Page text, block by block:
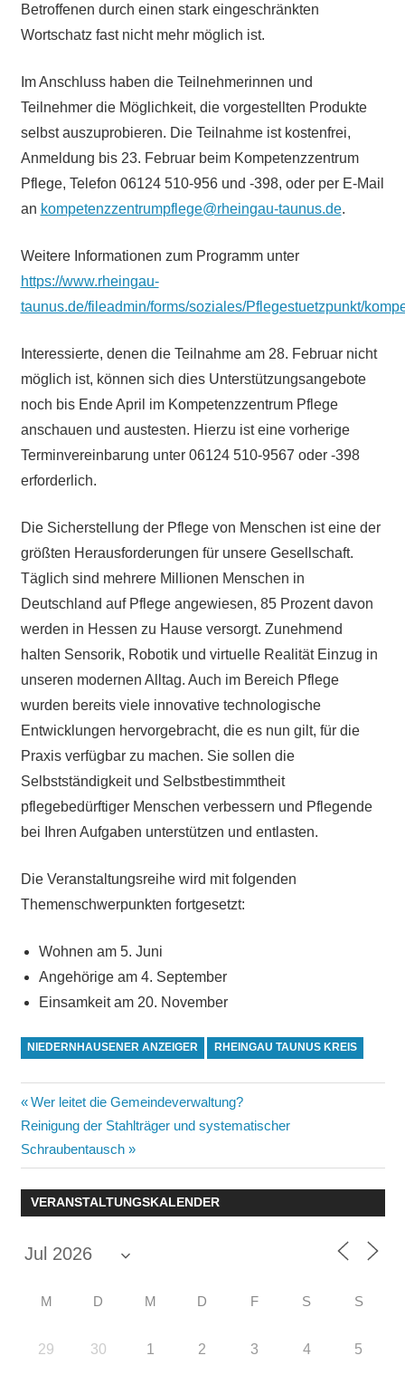
Betroffenen durch einen stark eingeschränkten
Wortschatz fast nicht mehr möglich ist.
Im Anschluss haben die Teilnehmerinnen und
Teilnehmer die Möglichkeit, die vorgestellten Produkte
selbst auszuprobieren. Die Teilnahme ist kostenfrei,
Anmeldung bis 23. Februar beim Kompetenzzentrum
Pflege, Telefon 06124 510-956 und -398, oder per E-Mail
an kompetenzzentrumpflege@rheingau-taunus.de.
Weitere Informationen zum Programm unter
https://www.rheingau-
taunus.de/fileadmin/forms/soziales/Pflegestuetzpunkt/
Interessierte, denen die Teilnahme am 28. Februar nicht
möglich ist, können sich dies Unterstützungsangebote
noch bis Ende April im Kompetenzzentrum Pflege
anschauen und austesten. Hierzu ist eine vorherige
Terminvereinbarung unter 06124 510-9567 oder -398
erforderlich.
Die Sicherstellung der Pflege von Menschen ist eine der
größten Herausforderungen für unsere Gesellschaft.
Täglich sind mehrere Millionen Menschen in
Deutschland auf Pflege angewiesen, 85 Prozent davon
werden in Hessen zu Hause versorgt. Zunehmend
halten Sensorik, Robotik und virtuelle Realität Einzug in
unseren modernen Alltag. Auch im Bereich Pflege
wurden bereits viele innovative technologische
Entwicklungen hervorgebracht, die es nun gilt, für die
Praxis verfügbar zu machen. Sie sollen die
Selbstständigkeit und Selbstbestimmtheit
pflegebedürftiger Menschen verbessern und Pflegende
bei Ihren Aufgaben unterstützen und entlasten.
Die Veranstaltungsreihe wird mit folgenden
Themenschwerpunkten fortgesetzt:
Wohnen am 5. Juni
Angehörige am 4. September
Einsamkeit am 20. November
NIEDERNHAUSENER ANZEIGER RHEINGAU TAUNUS KREIS
Beitragsnavigation
Vorheriger
Beitrag:
Wer leitet die Gemeindeverwaltung?
Nächster
Beitrag:
Reinigung der Stahlträger und systematischer
Schraubentausch
VERANSTALTUNGSKALENDER
M D M D F S S
29 30 1 2 3 4 5